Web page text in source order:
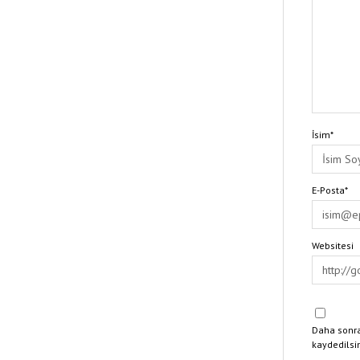
İsim*
E-Posta*
Websitesi
Daha